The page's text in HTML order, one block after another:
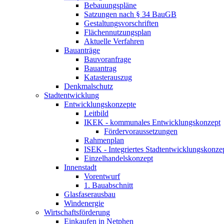
Bebauungspläne
Satzungen nach § 34 BauGB
Gestaltungsvorschriften
Flächennutzungsplan
Aktuelle Verfahren
Bauanträge
Bauvoranfrage
Bauantrag
Katasterauszug
Denkmalschutz
Stadtentwicklung
Entwicklungskonzepte
Leitbild
IKEK - kommunales Entwicklungskonzept
Fördervoraussetzungen
Rahmenplan
ISEK - Integriertes
Einzelhandelskonzept
Innenstadt
Vorentwurf
1. Bauabschnitt
Glasfaserausbau
Windenergie
Wirtschaftsförderung
Einkaufen in Netphen